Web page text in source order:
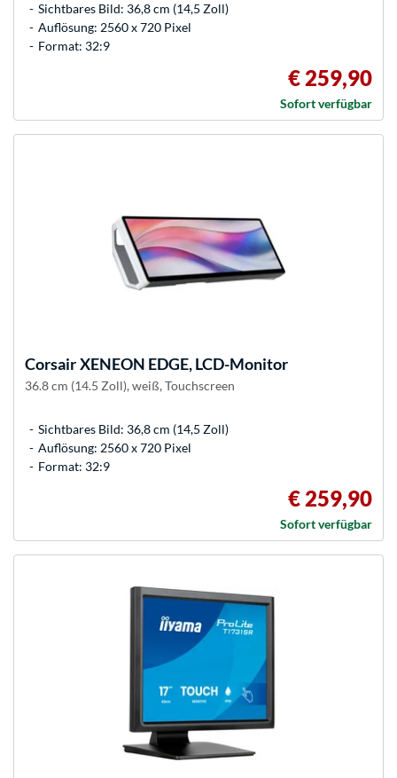
Sichtbares Bild: 36,8 cm (14,5 Zoll)
Auflösung: 2560 x 720 Pixel
Format: 32:9
€ 259,90
Sofort verfügbar
CorsairXENEON EDGE, LCD-Monitor
36.8 cm (14.5 Zoll), weiß, Touchscreen
Sichtbares Bild: 36,8 cm (14,5 Zoll)
Auflösung: 2560 x 720 Pixel
Format: 32:9
€ 259,90
Sofort verfügbar